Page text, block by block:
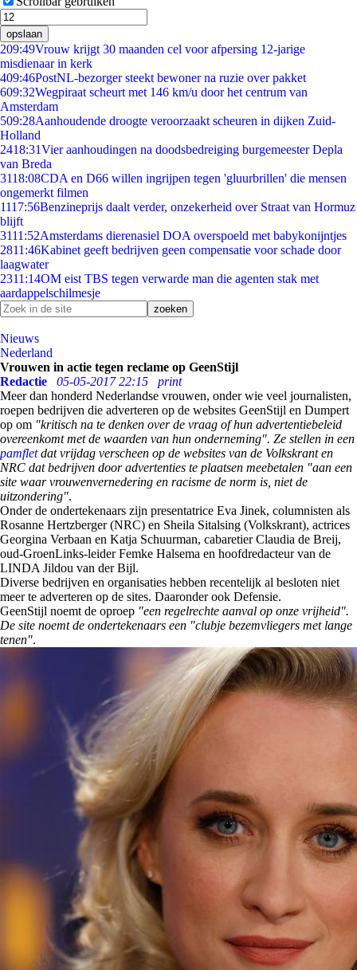
opslaan
209:49Vrouw krijgt 30 maanden cel voor afpersing 12-jarige
misdienaar in kerk
409:46PostNL-bezorger steekt bewoner na ruzie over pakket
609:32Wegpiraat scheurt met 146 km/u door het centrum van
Amsterdam
509:28Aanhoudende droogte veroorzaakt scheuren in dijken Zuid-
Holland
2418:31Vier aanhoudingen na doodsbedreiging burgemeester Depla
van Breda
3118:08CDA en D66 willen ingrijpen tegen 'gluurbrillen' die mensen
ongemerkt filmen
1117:56Benzineprijs daalt verder, onzekerheid over Straat van Hormuz
blijft
3111:52Amsterdams dierenasiel DOA overspoeld met babykonijntjes
2811:46Kabinet geeft bedrijven geen compensatie voor schade door
laagwater
2311:14OM eist TBS tegen verwarde man die agenten stak met
aardappelschilmesje
Nieuws
Nederland
Vrouwen in actie tegen reclame op GeenStijl
Redactie
05-05-2017 22:15
print
Meer dan honderd Nederlandse vrouwen, onder wie veel journalisten,
roepen bedrijven die adverteren op de websites GeenStijl en Dumpert
op om "kritisch na te denken over de vraag of hun advertentiebeleid
overeenkomt met de waarden van hun onderneming". Ze stellen in een
pamfletdat vrijdag verscheen op de websites van de Volkskrant en
NRC dat bedrijven door advertenties te plaatsen meebetalen "aan een
site waar vrouwenvernedering en racisme de norm is, niet de
uitzondering".
Onder de ondertekenaars zijn presentatrice Eva Jinek, columnisten als
Rosanne Hertzberger (NRC) en Sheila Sitalsing (Volkskrant), actrices
Georgina Verbaan en Katja Schuurman, cabaretier Claudia de Breij,
oud-GroenLinks-leider Femke Halsema en hoofdredacteur van de
LINDA Jildou van der Bijl.
Diverse bedrijven en organisaties hebben recentelijk al besloten niet
meer te adverteren op de sites. Daaronder ook Defensie.
GeenStijl noemt de oproep "een regelrechte aanval op onze vrijheid".
De site noemt de ondertekenaars een "clubje bezemvliegers met lange
tenen".